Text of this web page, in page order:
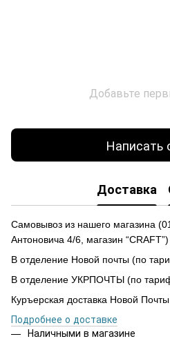
Добавьте
Написать
Доставка
Самовывоз из нашего магазина (
Антоновича 4/6, магазин “CRAFT”)
В отделение Новой почты (по
В отделение УКРПОЧТЫ (по
Куръерская доставка Новой
Подробнее о доставке
Наличными в магазине